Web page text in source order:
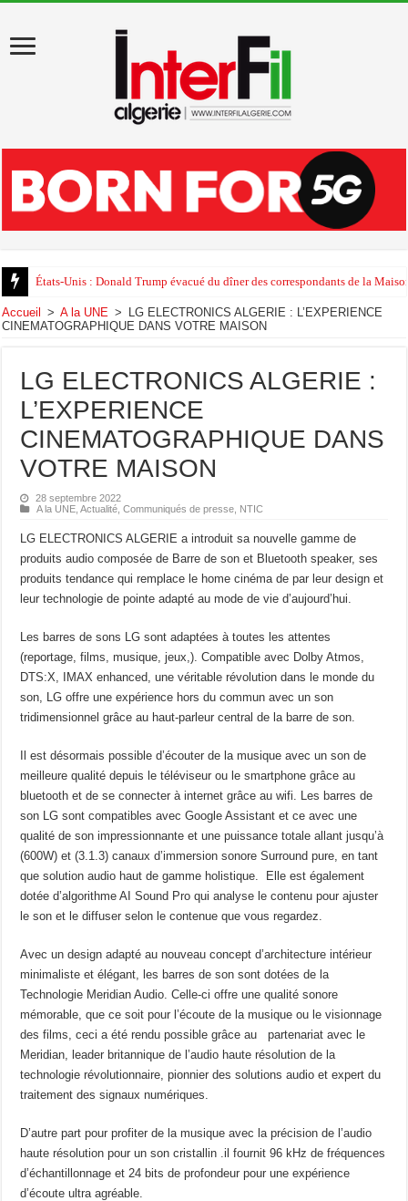
États-Unis : Donald Trump évacué du dîner des correspondants de la
Accueil > A la UNE >
LG ELECTRONICS ALGERIE : L’EXPERIENCE
CINEMATOGRAPHIQUE DANS VOTRE MAISON
LG ELECTRONICS ALGERIE :
L’EXPERIENCE
CINEMATOGRAPHIQUE DANS
VOTRE MAISON
28 septembre 2022
A la UNE ,Actualité ,Communiqués de presse NTIC
LG ELECTRONICS ALGERIE a introduit sa nouvelle gamme de
produits audio composée de Barre de son et Bluetooth speaker, ses
produits tendance qui remplace le home cinéma de par leur design et
leur technologie de pointe adapté au mode de vie d’aujourd’hui.
Les barres de sons LG sont adaptées à toutes les attentes
(reportage, films, musique, jeux,). Compatible avec Dolby Atmos,
DTS:X, IMAX enhanced, une véritable révolution dans le monde du
son, LG offre une expérience hors du commun avec un son
tridimensionnel grâce au haut-parleur central de la barre de son.
Il est désormais possible d’écouter de la musique avec un son de
meilleure qualité depuis le téléviseur ou le smartphone grâce au
bluetooth et de se connecter à internet grâce au wifi. Les barres de
son LG sont compatibles avec Google Assistant et ce avec une
qualité de son impressionnante et une puissance totale allant jusqu’à
(600W) et (3.1.3) canaux d’immersion sonore Surround pure, en tant
que solution audio haut de gamme holistique. Elle est également
dotée d’algorithme AI Sound Pro qui analyse le contenu pour ajuster
le son et le diffuser selon le contenue que vous regardez.
Avec un design adapté au nouveau concept d’architecture intérieur
minimaliste et élégant, les barres de son sont dotées de la
Technologie Meridian Audio. Celle-ci offre une qualité sonore
mémorable, que ce soit pour l’écoute de la musique ou le visionnage
des films, ceci a été rendu possible grâce au partenariat avec le
Meridian, leader britannique de l’audio haute résolution de la
technologie révolutionnaire, pionnier des solutions audio et expert du
traitement des signaux numériques.
D’autre part pour profiter de la musique avec la précision de l’audio
haute résolution pour un son cristallin .il fournit 96 kHz de fréquences
d’échantillonnage et 24 bits de profondeur pour une expérience
d’écoute ultra agréable.